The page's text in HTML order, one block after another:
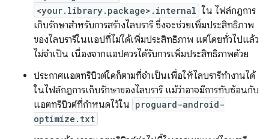
<your.library.package>.internal ใน ไฟล์กฎการ
เก็บรักษาสำหรับการสร้างไลบรารี ซึ่งจะช่วยเพิ่มประสิทธิภาพ
ของไลบรารีในแอปที่ไม่ได้เพิ่มประสิทธิภาพ แต่โดยทั่วไปแล้ว
ไม่จำเป็น เนื่องจากแอปควรได้รับการเพิ่มประสิทธิภาพด้วย
ประกาศแอตทริบิวต์ใดก็ตามที่จำเป็นเพื่อให้ไลบรารีทำงานได้
ในไฟล์กฎการเก็บรักษาของไลบรารี แม้ว่าอาจมีการทับซ้อนกับ
แอตทริบิวต์ที่กำหนดไว้ใน proguard-android-
optimize.txt